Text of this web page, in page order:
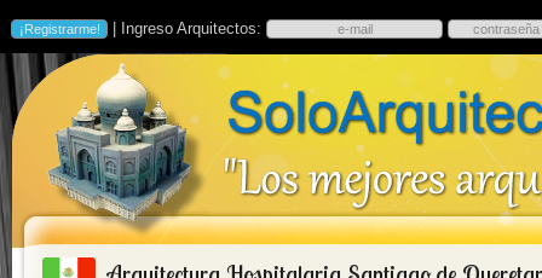
| Ingreso Arquitectos: